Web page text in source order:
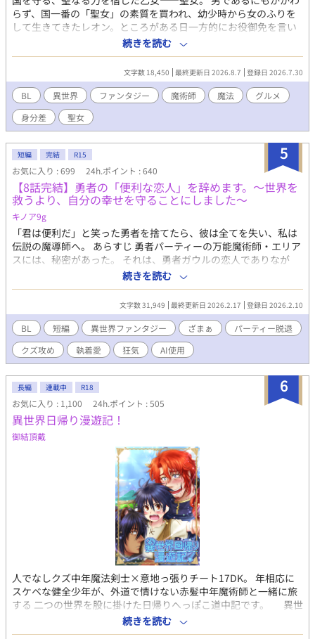
らず、国一番の「聖女」の素質を買われ、幼少時から女のふりを
して生きてきたレオン。ところがある日一方的にお役御免を言い
渡されてしまう。行く当てもなくさ迷う先、見つけたのは使われ
ずに寂れてしまった魔術師たちの食堂。そこでレオンは魔術師か
ら難題をふっかけられる。この困りごとを解決すれば雇ってくれ
る。行く当てのないレオンは、努力と根性と、わずかな聖女スキ
ルで料理に挑むことに……。 ※章ごとに短期集中連載予定
続きを読む
文字数 18,450 最終更新日 2026.8.7 登録日 2026.7.30
BL 異世界 ファンタジー 魔術師 魔法
グルメ
身分差
聖女
5
短編 完結 R15
お気に入り : 699 24h.ポイント : 640
【8話完結】勇者の「便利な恋人」を辞めます。～世界を
救うより、自分の幸せを守ることにしました～
キノア9g
「君は便利だ」と笑った勇者を捨てたら、彼は全てを失い、私は
伝説の魔導師へ。 あらすじ 勇者パーティーの万能魔術師・エリア
スには、秘密があった。 それは、勇者ガウルの恋人でありなが
ら、家事・雑用・魔力供給係として「便利な道具」のように扱わ
れていること。 「お前は後ろで魔法撃ってるだけで楽だよな」
「俺のコンディション管理がお前の役目だろ？」 無神経な言葉
と、徹夜で装備を直し自らの生命力を削って結界を維持する日々
に疲れ果てたエリアスは、ある日ついに愛想を尽かして書き置き
を残す。 『辞めます』 エリアスが去った翌日から、勇者パーティ
ーは地獄に落ちた。 不味い飯、腐るアイテム、機能しない防御。
一方、エリアスは隣国の公爵に見初められ、国宝級の魔導師とし
て華麗に転身し、正当な評価と敬意を与えられていた。 これは、
自分の価値に気づいた受けが幸せになり、全てを失った攻めがプ
ライドも聖剣も捨てて「狂犬」のような執着を見せるまでの、再
構築の物語。 【勇者×魔導師／クズ勇者の転落劇】 ※攻めへのざ
まぁ要素（曇らせ）がメインの作品です。 ※糖度低め／精神的充
足度高め ※最後の最後に、攻めは受けの忠実な「番犬」になりま
続きを読む
文字数 31,949 最終更新日 2026.2.17 登録日 2026.2.10
BL 短編 異世界ファンタジー ざまぁ
パーティー脱退
クズ攻め
執着愛 狂気 AI使用
6
長編 連載中 R18
お気に入り : 1,100 24h.ポイント : 505
異世界日帰り漫遊記！
御結頂戴
人でなしクズ中年魔法剣士×意地っ張りチート17DK。 年相応に
スケベな健全少年が、外道で情けない赤髪中年魔術師と一緒に旅
する 二つの世界を股に掛けた日帰りへっぽこ道中記です。 異世
界ではメス扱いされる不憫な童顔17DKが、攻め達（全員変態）と
冒険したり 調合したり生産したり攻め達の過去に振り回されたり
続きを読む